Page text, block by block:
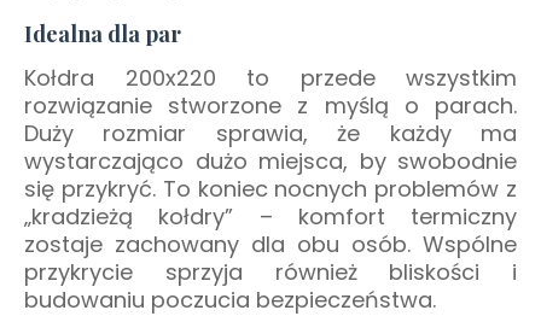
Idealna dla par
Kołdra 200x220 to przede wszystkim
rozwiązanie stworzone z myślą o parach.
Duży rozmiar sprawia, że każdy ma
wystarczająco dużo miejsca, by swobodnie
się przykryć. To koniec nocnych problemów z
„kradzieżą kołdry” – komfort termiczny
zostaje zachowany dla obu osób. Wspólne
przykrycie sprzyja również bliskości i
budowaniu poczucia bezpieczeństwa.